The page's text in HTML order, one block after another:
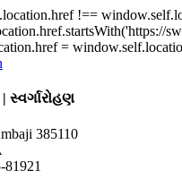
!==
=
સ્વર્ગારોહણ
385110
81921